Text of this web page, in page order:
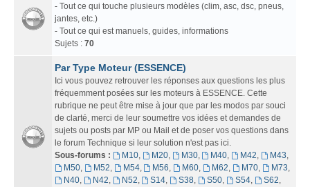
- Tout ce qui touche plusieurs modèles (clim, asc, dsc, pneus,
jantes, etc.)
- Tout ce qui est manuels, guides, informations
Sujets : 70
Par Type Moteur (ESSENCE)
Ici vous pouvez retrouver les réponses aux questions les plus
fréquemment posées sur les moteurs à ESSENCE. Cette
rubrique ne peut être mise à jour que par les modos par souci
de clarté, merci de leur soumettre vos idées et demandes de
sujets ou posts par MP ou Mail et de poser vos questions dans
le forum Technique si leur solution n'est pas ici.
Sous-forums :
M10, M20, M30, M40, M42, M43,
M50, M52, M54, M56, M60, M62, M70, M73,
N40, N42, N52, S14, S38, S50, S54, S62,